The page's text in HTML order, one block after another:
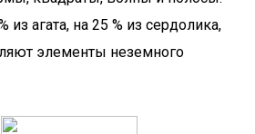
из агата, на 25 % из сердолика,
элементы неземного